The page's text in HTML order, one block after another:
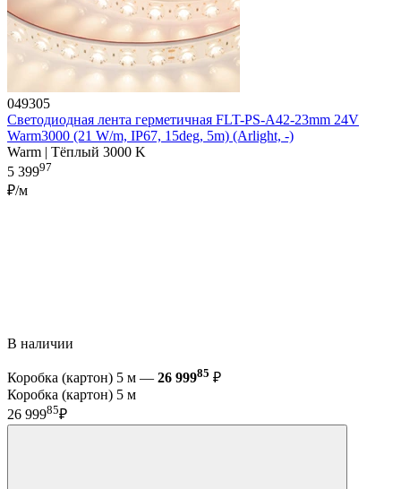
049305
Светодиодная лента герметичная FLT-PS-A42-23mm 24V
Warm3000 (21 W/m, IP67, 15deg, 5m) (Arlight, -)
Warm | Тёплый 3000 K
5 39997
₽/м
В наличии
Коробка (картон) 5 м — 26 99985 ₽
Коробка (картон) 5 м
26 99985₽